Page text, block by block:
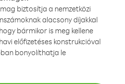
biztosítja a nemzetközi
alacsony díjakkal
bármikor is meg kellene
előfizetéses konstrukcióval
bonyolíthatja le